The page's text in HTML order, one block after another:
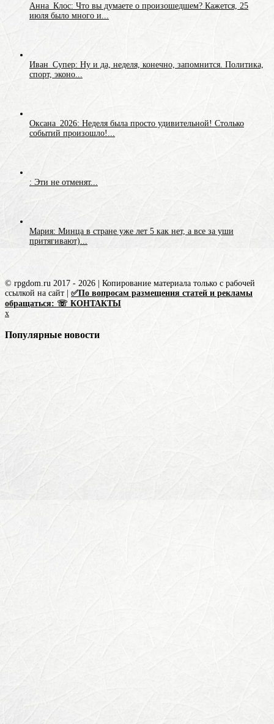
Анна_Клос: Что вы думаете о произошедшем? Кажется, 25
июля было много и...
Иван_Супер: Ну и да, неделя, конечно, запомнится. Политика,
спорт, эконо...
Оксана_2026: Неделя была просто удивительной! Столько
событий произошло!...
: Эти не отменят...
Мария: Минца в стране уже лет 5 как нет, а все за уши
притягивают)...
© rpgdom.ru 2017 - 2026 | Копирование материала только с рабочей
ссылкой на сайт | ✅По вопросам размещения статей и рекламы
обращаться: ☏ КОНТАКТЫ
x
Популярные новости